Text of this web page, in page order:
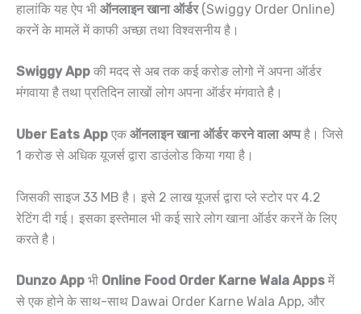
हालांकि यह ऐप भी ऑनलाइन खाना ऑर्डर(Swiggy Order Online)
करनें के मामलें में काफी अच्छा तथा विश्वसनीय है।
Swiggy App की मदद से अब तक कई करोङ लोगो नें अपना ऑर्डर
मंगवाया है तथा प्रतिदिन लाखों लोग अपना ऑर्डर मंगवाते है।
Uber Eats App एक ऑनलाइन खाना ऑर्डर करने वाला अप्पहै। जिसे
1 करोङ से अधिक यूजर्स द्वारा डाउंलोड किया गया है।
जिसकी साइज 33 MB है। इसे 2 लाख यूजर्स द्वारा प्ले स्टोर पर 4.2
रेटिंग दी गई। इसका इस्तेमाल भी कई सारे लोग खाना ऑर्डर करनें के लिए
करते है।
Dunzo App भी Online Food Order Karne Wala Apps में
से एक होने के साथ-साथ Dawai Order Karne Wala App, और